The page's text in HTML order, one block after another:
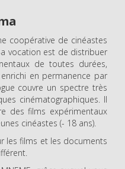
coopérative de cinéastes
vocation est de distribuer
de toutes durées,
en permanence par
couvre un spectre très
cinématographiques. Il
des films expérimentaux
cinéastes (- 18 ans).
les films et les documents